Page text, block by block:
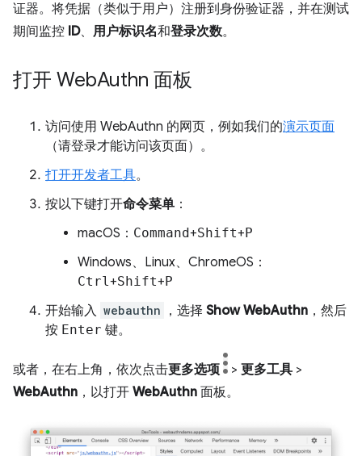
证器。将凭据（类似于用户）注册到身份验证器，并在测试
期间监控 ID、 用户标识名和登录次数。
打开 WebAuthn 面板
访问使用 WebAuthn 的网页，例如我们的演示页面
（请登录才能访问该页面）。
打开开发者工具。
按以下键打开命令菜单 ：
macOS： Command+Shift+P
Windows、Linux、ChromeOS：
Ctrl+Shift+P
开始输入 webauthn ，选择 Show WebAuthn ，然后
按 Enter 键。
或者，在右上角，依次点击更多选项 > 更多工具 >
WebAuthn ，以打开 WebAuthn 面板。